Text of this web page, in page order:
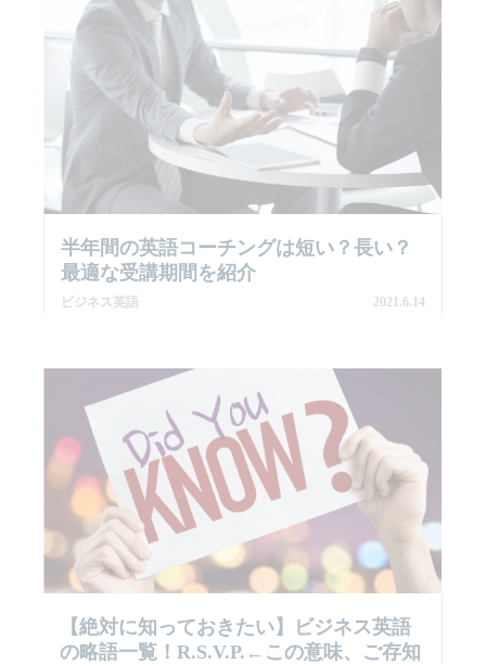
半年間の英語コーチングは短い？長い？
最適な受講期間を紹介
ビジネス英語 2021.6.14
【絶対に知っておきたい】ビジネス英語
の略語一覧！R.S.V.P.←この意味、ご存知